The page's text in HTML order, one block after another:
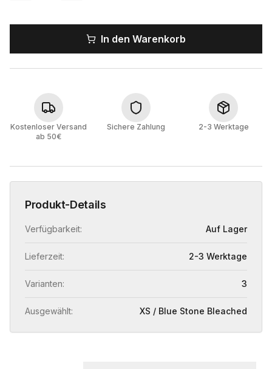
In den Warenkorb
Kostenloser Versand
ab 50€
Sichere Zahlung 2-3 Werktage
Produkt-Details
Verfügbarkeit: Auf Lager
Lieferzeit: 2-3 Werktage
Varianten: 3
Ausgewählt: XS / Blue Stone Bleached